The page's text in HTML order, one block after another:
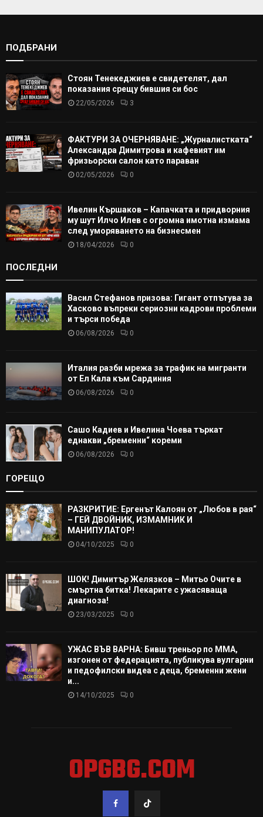
ПОДБРАНИ
Стоян Тенекеджиев е свидетелят, дал
показания срещу бившия си бос
22/05/2026 3
ФАКТУРИ ЗА ОЧЕРНЯВАНЕ: „Журналистката“
Александра Димитрова и кафевият им
фризьорски салон като параван
02/05/2026 0
Ивелин Кършаков – Капачката и придворния
му шут Илчо Илев с огромна имотна измама
след уморяването на бизнесмен
18/04/2026 0
ПОСЛЕДНИ
Васил Стефанов призова: Гигант отпътува за
Хасково въпреки сериозни кадрови проблеми
и търси победа
06/08/2026 0
Италия разби мрежа за трафик на мигранти
от Ел Кала към Сардиния
06/08/2026 0
Сашо Кадиев и Ивелина Чоева търкат
еднакви „бременни“ кореми
06/08/2026 0
ГОРЕЩО
РАЗКРИТИЕ: Ергенът Калоян от „Любов в рая“
– ГЕЙ ДВОЙНИК, ИЗМАМНИК И
МАНИПУЛАТОР!
04/10/2025 0
ШОК! Димитър Желязков – Митьо Очите в
смъртна битка! Лекарите с ужасяваща
диагноза!
23/03/2025 0
УЖАС ВЪВ ВАРНА: Бивш треньор по ММА,
изгонен от федерацията, публикува вулгарни
и педофилски видеа с деца, бременни жени
и...
14/10/2025 0
OPGBG.COM